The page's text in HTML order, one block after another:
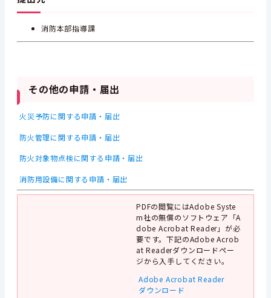
消防本部指導課
その他の申請・届出
火災予防に関する申請・届出
防火管理に関する申請・届出
防火対象物点検に関する申請・届出
消防用設備に関する申請・届出
PDFの閲覧にはAdobe Syste
m社の無償のソフトウェア「A
dobe Acrobat Reader」が必
要です。下記のAdobe Acrob
at Readerダウンロードペー
ジから入手してください。
Adobe Acrobat Reader
ダウンロード